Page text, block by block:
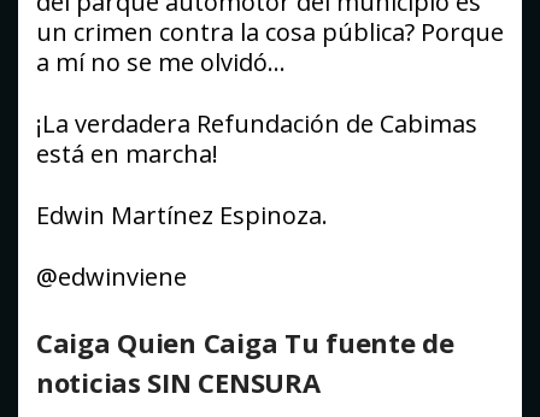
un crimen contra la cosa pública? Porque
a mí no se me olvidó…
¡La verdadera Refundación de Cabimas
está en marcha!
Edwin Martínez Espinoza.
@edwinviene
Caiga Quien Caiga Tu fuente de
noticias SIN CENSURA